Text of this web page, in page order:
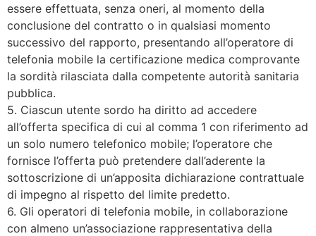
essere effettuata, senza oneri, al momento della
conclusione del contratto o in qualsiasi momento
successivo del rapporto, presentando all’operatore di
telefonia mobile la certificazione medica comprovante
la sordità rilasciata dalla competente autorità sanitaria
pubblica.
5. Ciascun utente sordo ha diritto ad accedere
all’offerta specifica di cui al comma 1 con riferimento ad
un solo numero telefonico mobile; l’operatore che
fornisce l’offerta può pretendere dall’aderente la
sottoscrizione di un’apposita dichiarazione contrattuale
di impegno al rispetto del limite predetto.
6. Gli operatori di telefonia mobile, in collaborazione
con almeno un’associazione rappresentativa della